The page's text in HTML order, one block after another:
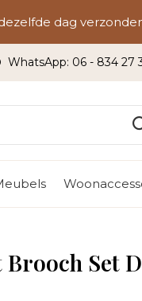
WhatsApp: 06 - 834 27
dag
Set